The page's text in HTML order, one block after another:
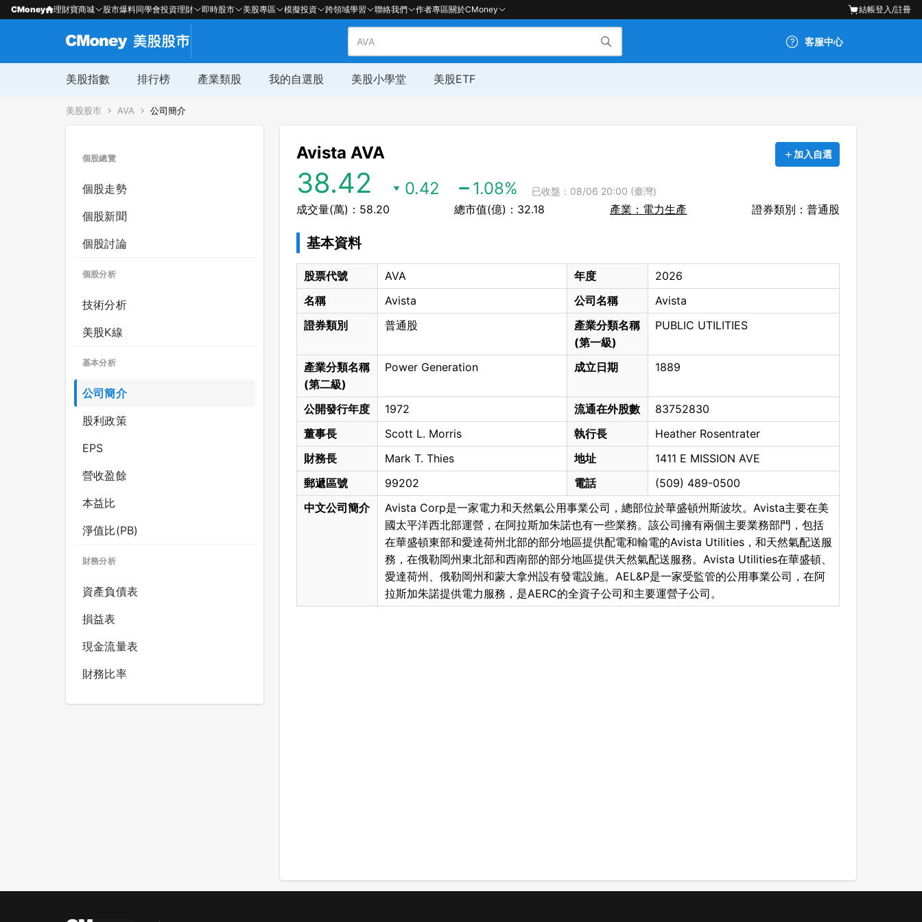
CMoney 理財寶商城 股市爆料同學會投資理財 即時股市 美股專區 模擬投資 跨領域學習 聯絡我們 作者專區關於CMoney 結帳登入/註冊
客服中心
美股指數 排行榜 產業類股 我的自選股 美股小學堂 美股ETF
美股股市 AVA 公司簡介
個股總覽
個股走勢
個股新聞
個股討論
個股分析
技術分析
美股K線
基本分析
公司簡介
股利政策
EPS
營收盈餘
本益比
淨值比(PB)
財務分析
資產負債表
損益表
現金流量表
財務比率
Avista AVA 加入自選
38.42 0.42 1.08% 已收盤：08/06 20:00 (臺灣)
成交量(萬)：58.20 總市值(億)：32.18 產業：電力生產 證券類別：普通股
基本資料
股票代號 AVA 年度
2026
名稱
Avista 公司名稱
Avista
證券類別
普通股
產業分類名稱
(第一級)
PUBLIC UTILITIES
產業分類名稱
(第二級)
Power Generation 成立日期 1889
公開發行年度 1972 流通在外股數
83752830
董事長
Scott L. Morris 執行長
Heather Rosentrater
財務長
Mark T. Thies 地址
1411 E MISSION AVE
郵遞區號
99202 電話
(509) 489-0500
中文公司簡介
Avista Corp是一家電力和天然氣公用事業公司，總部位於華盛頓州斯波坎。Avista主要在美
國太平洋西北部運營，在阿拉斯加朱諾也有一些業務。該公司擁有兩個主要業務部門，包括
在華盛頓東部和愛達荷州北部的部分地區提供配電和輸電的Avista Utilities，和天然氣配送服
務，在俄勒岡州東北部和西南部的部分地區提供天然氣配送服務。Avista Utilities在華盛頓、
愛達荷州、俄勒岡州和蒙大拿州設有發電設施。AEL&P是一家受監管的公用事業公司，在阿
拉斯加朱諾提供電力服務，是AERC的全資子公司和主要運營子公司。